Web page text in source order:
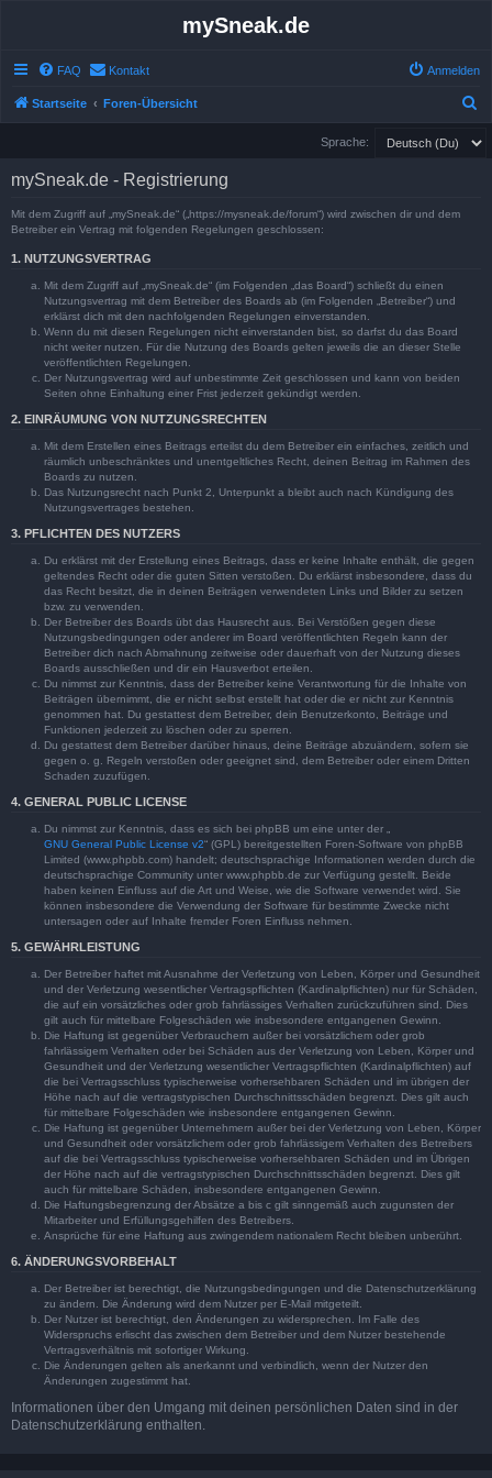
mySneak.de
FAQ Kontakt Anmelden
Startseite Foren-Übersicht
Sprache:
mySneak.de - Registrierung
Mit dem Zugriff auf „mySneak.de“ („https://mysneak.de/forum“) wird zwischen dir und dem
Betreiber ein Vertrag mit folgenden Regelungen geschlossen:
1. NUTZUNGSVERTRAG
Mit dem Zugriff auf „mySneak.de“ (im Folgenden „das Board“) schließt du einen
Nutzungsvertrag mit dem Betreiber des Boards ab (im Folgenden „Betreiber“) und
erklärst dich mit den nachfolgenden Regelungen einverstanden.
Wenn du mit diesen Regelungen nicht einverstanden bist, so darfst du das Board
nicht weiter nutzen. Für die Nutzung des Boards gelten jeweils die an dieser Stelle
veröffentlichten Regelungen.
Der Nutzungsvertrag wird auf unbestimmte Zeit geschlossen und kann von beiden
Seiten ohne Einhaltung einer Frist jederzeit gekündigt werden.
2. EINRÄUMUNG VON NUTZUNGSRECHTEN
Mit dem Erstellen eines Beitrags erteilst du dem Betreiber ein einfaches, zeitlich und
räumlich unbeschränktes und unentgeltliches Recht, deinen Beitrag im Rahmen des
Boards zu nutzen.
Das Nutzungsrecht nach Punkt 2, Unterpunkt a bleibt auch nach Kündigung des
Nutzungsvertrages bestehen.
3. PFLICHTEN DES NUTZERS
Du erklärst mit der Erstellung eines Beitrags, dass er keine Inhalte enthält, die gegen
geltendes Recht oder die guten Sitten verstoßen. Du erklärst insbesondere, dass du
das Recht besitzt, die in deinen Beiträgen verwendeten Links und Bilder zu setzen
bzw. zu verwenden.
Der Betreiber des Boards übt das Hausrecht aus. Bei Verstößen gegen diese
Nutzungsbedingungen oder anderer im Board veröffentlichten Regeln kann der
Betreiber dich nach Abmahnung zeitweise oder dauerhaft von der Nutzung dieses
Boards ausschließen und dir ein Hausverbot erteilen.
Du nimmst zur Kenntnis, dass der Betreiber keine Verantwortung für die Inhalte von
Beiträgen übernimmt, die er nicht selbst erstellt hat oder die er nicht zur Kenntnis
genommen hat. Du gestattest dem Betreiber, dein Benutzerkonto, Beiträge und
Funktionen jederzeit zu löschen oder zu sperren.
Du gestattest dem Betreiber darüber hinaus, deine Beiträge abzuändern, sofern sie
gegen o. g. Regeln verstoßen oder geeignet sind, dem Betreiber oder einem Dritten
Schaden zuzufügen.
4. GENERAL PUBLIC LICENSE
Du nimmst zur Kenntnis, dass es sich bei phpBB um eine unter der „
GNU General Public License v2“ (GPL) bereitgestellten Foren-Software von phpBB
Limited (www.phpbb.com) handelt; deutschsprachige Informationen werden durch die
deutschsprachige Community unter www.phpbb.de zur Verfügung gestellt. Beide
haben keinen Einfluss auf die Art und Weise, wie die Software verwendet wird. Sie
können insbesondere die Verwendung der Software für bestimmte Zwecke nicht
untersagen oder auf Inhalte fremder Foren Einfluss nehmen.
5. GEWÄHRLEISTUNG
Der Betreiber haftet mit Ausnahme der Verletzung von Leben, Körper und Gesundheit
und der Verletzung wesentlicher Vertragspflichten (Kardinalpflichten) nur für Schäden,
die auf ein vorsätzliches oder grob fahrlässiges Verhalten zurückzuführen sind. Dies
gilt auch für mittelbare Folgeschäden wie insbesondere entgangenen Gewinn.
Die Haftung ist gegenüber Verbrauchern außer bei vorsätzlichem oder grob
fahrlässigem Verhalten oder bei Schäden aus der Verletzung von Leben, Körper und
Gesundheit und der Verletzung wesentlicher Vertragspflichten (Kardinalpflichten) auf
die bei Vertragsschluss typischerweise vorhersehbaren Schäden und im übrigen der
Höhe nach auf die vertragstypischen Durchschnittsschäden begrenzt. Dies gilt auch
für mittelbare Folgeschäden wie insbesondere entgangenen Gewinn.
Die Haftung ist gegenüber Unternehmern außer bei der Verletzung von Leben, Körper
und Gesundheit oder vorsätzlichem oder grob fahrlässigem Verhalten des Betreibers
auf die bei Vertragsschluss typischerweise vorhersehbaren Schäden und im Übrigen
der Höhe nach auf die vertragstypischen Durchschnittsschäden begrenzt. Dies gilt
auch für mittelbare Schäden, insbesondere entgangenen Gewinn.
Die Haftungsbegrenzung der Absätze a bis c gilt sinngemäß auch zugunsten der
Mitarbeiter und Erfüllungsgehilfen des Betreibers.
Ansprüche für eine Haftung aus zwingendem nationalem Recht bleiben unberührt.
6. ÄNDERUNGSVORBEHALT
Der Betreiber ist berechtigt, die Nutzungsbedingungen und die Datenschutzerklärung
zu ändern. Die Änderung wird dem Nutzer per E-Mail mitgeteilt.
Der Nutzer ist berechtigt, den Änderungen zu widersprechen. Im Falle des
Widerspruchs erlischt das zwischen dem Betreiber und dem Nutzer bestehende
Vertragsverhältnis mit sofortiger Wirkung.
Die Änderungen gelten als anerkannt und verbindlich, wenn der Nutzer den
Änderungen zugestimmt hat.
Informationen über den Umgang mit deinen persönlichen Daten sind in der
Datenschutzerklärung enthalten.